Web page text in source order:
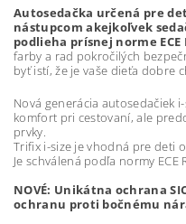
Autosedačka určená pre
nástupcom akejkoľvek
podlieha prísnej norme ECE
farby a rad pokročilých
byť istí, že je vaše dieťa dobre
Nová generácia autosedačiek
komfort pri cestovaní, ale
prvky.
Trifix i-size je vhodná pre deti
Je schválená podľa normy ECE
NOVÉ: Unikátna ochrana
ochranu proti bočnému